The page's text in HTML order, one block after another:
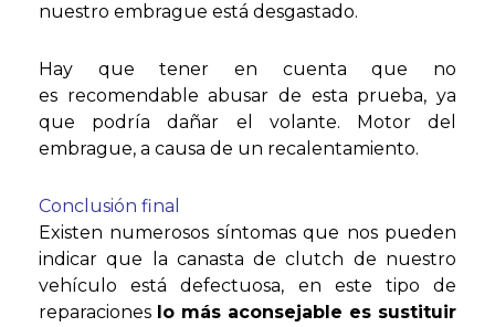
nuestro embrague está desgastado.
Hay que tener en cuenta que no
es recomendable abusar de esta prueba, ya
que podría dañar el volante. Motor del
embrague, a causa de un recalentamiento.
Conclusión final
Existen numerosos síntomas que nos pueden
indicar que la canasta de clutch de nuestro
vehículo está defectuosa, en este tipo de
reparaciones lo más aconsejable es sustituir